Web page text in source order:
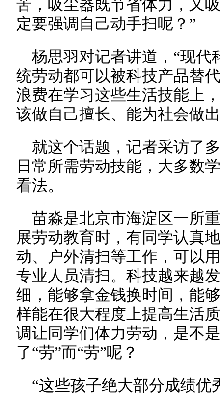
苦，吸尘器既节省体力，又
定要强调自己动手扫呢？”
杨思羽对记者讲道，“现代
统劳动都可以被科技产品替
浪费在学习这些生活技能上
该做自己擅长、能为社会做
就这个话题，记者采访了
日常所需劳动技能，大多数
看法。
苗淼是北京市海淀区一所
展劳动教育时，有同学认真
动、户外清扫等工作，可以
专业人员清扫。科技越来越
细，能够拿金钱换时间，能
样能在很大程度上提高生活
调让同学们体力劳动，是不
了“劳”而“劳”呢？
“这些孩子绝大部分成绩